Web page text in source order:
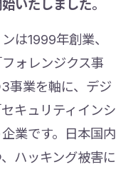
いたしました。
は1999年創業、
ォレンジクス事
事業を軸に、デジ
キュリティインシ
業です。日本国内
ハッキング被害に